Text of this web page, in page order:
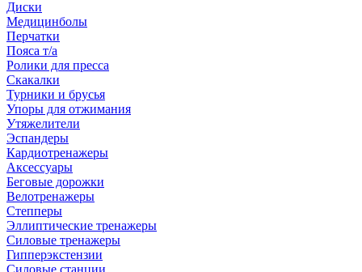
Диски
Медицинболы
Перчатки
Пояса т/а
Ролики для пресса
Скакалки
Турники и брусья
Упоры для отжимания
Утяжелители
Эспандеры
Кардиотренажеры
Аксессуары
Беговые дорожки
Велотренажеры
Степперы
Эллиптические тренажеры
Силовые тренажеры
Гипперэкстензии
Силовые станции